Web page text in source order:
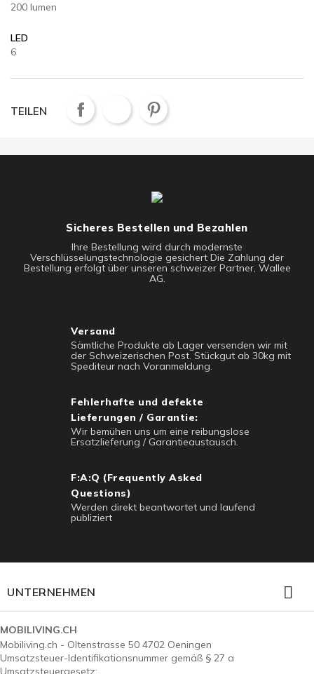
200 lumen
LED
6
TEILEN
Sicheres Bestellen und Bezahlen
Ihre Bestellung wird durch modernste
Verschlüsselungstechnologie gesichert Die Zahlung der
Bestellung erfolgt über unseren schweizer Partner, Wallee
AG.
Versand
Sämtliche Produkte ab Lager versenden wir mit
der Schweizerischen Post. Stückgut ab 30kg mit
Spediteur nach Voranmeldung.
Fehlerhafte und defekte
Lieferungen / Garantie:
Wir bemühen uns um eine reibungslose
Ersatzlieferung / Garantieaustausch.
F:A:Q (Frequently Asked
Questions)
Werden direkt beantwortet und laufend
publiziert
UNTERNEHMEN 
MOBILIVING.CH
Mobiliving.ch - Oltenstrasse 50 4702 Oeningen
Umsatzsteuer-Identifikationsnummer gemäß § 27 a
Umsatzsteuergesetz: